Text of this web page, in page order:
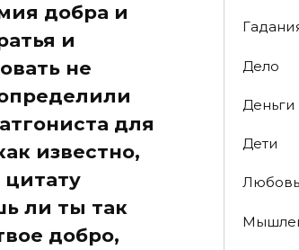
добра и
и
не
для
известно,
ли ты так
добро,
Дело
Деньги
Дети